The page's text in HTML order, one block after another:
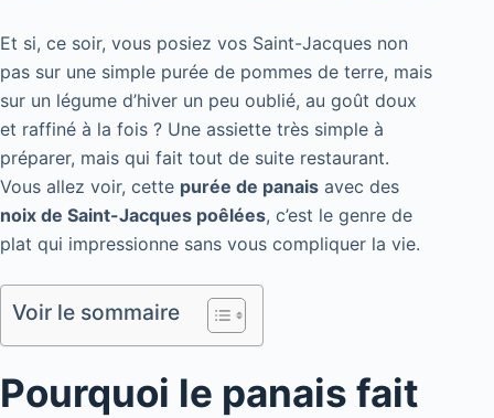
Et si, ce soir, vous posiez vos Saint-Jacques non
pas sur une simple purée de pommes de terre, mais
sur un légume d’hiver un peu oublié, au goût doux
et raffiné à la fois ? Une assiette très simple à
préparer, mais qui fait tout de suite restaurant.
Vous allez voir, cette purée de panais avec des
noix de Saint-Jacques poêlées, c’est le genre de
plat qui impressionne sans vous compliquer la vie.
Voir le sommaire
Pourquoi le panais fait